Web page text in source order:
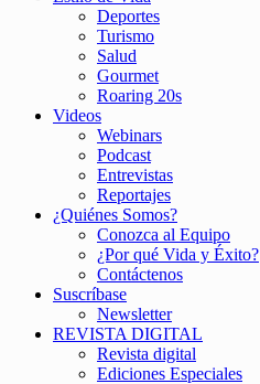
Deportes
Turismo
Salud
Gourmet
Roaring 20s
Videos
Webinars
Podcast
Entrevistas
Reportajes
¿Quiénes Somos?
Conozca al Equipo
¿Por qué Vida y Éxito?
Contáctenos
Suscríbase
Newsletter
REVISTA DIGITAL
Revista digital
Ediciones Especiales